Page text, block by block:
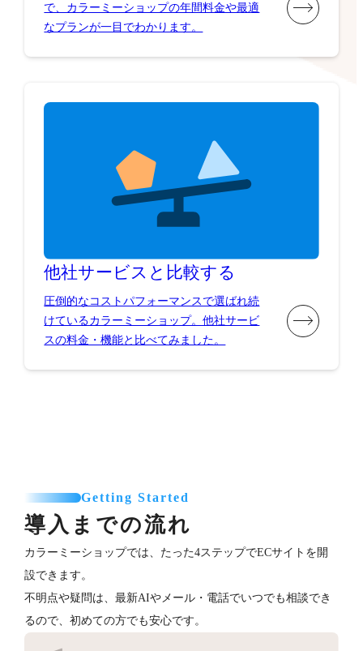
で、カラーミーショップの年間料金や最適
なプランが一目でわかります。
他社サービスと比較する
圧倒的なコストパフォーマンスで選ばれ続
けているカラーミーショップ。他社サービ
スの料金・機能と比べてみました。
Getting Started
導入までの流れ
カラーミーショップでは、たった4ステップでECサイトを開
設できます。
不明点や疑問は、最新AIやメール・電話でいつでも相談でき
るので、初めての方でも安心です。